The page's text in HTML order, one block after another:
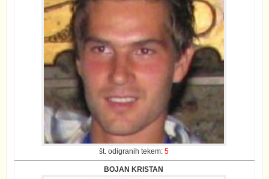
št. odigranih tekem: 5
BOJAN KRISTAN